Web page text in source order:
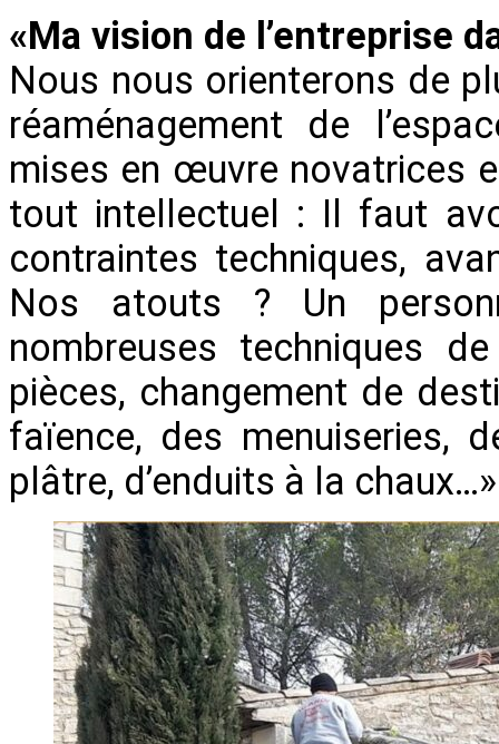
«Ma vision de l’entreprise
Nous nous orienterons de
réaménagement de
mises en œuvre novatrices
tout intellectuel : Il faut
contraintes techniques,
Nos atouts ? Un
nombreuses techniques
pièces, changement de
faïence, des menuiseries,
plâtre, d’enduits à la chaux…»